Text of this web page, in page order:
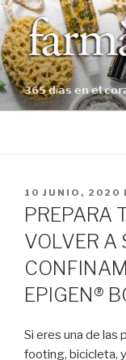
Saltar
al
contenido
𝟯𝟲𝟱 𝗱í𝗮𝘀 𝗲𝗻 𝗲𝗹
PUBLICADO
EL
10 JUNIO, 2020
PREPARA
VOLVER A
EPIGEN®
Si eres una de las
footing, bicicleta,